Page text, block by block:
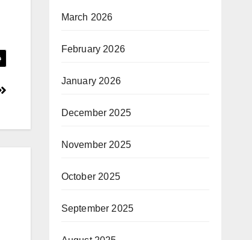
March 2026
February 2026
January 2026
December 2025
November 2025
October 2025
September 2025